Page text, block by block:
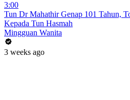
3:00
Tun Dr Mahathir Genap 101 Tahun,
Kepada Tun Hasmah
Mingguan Wanita
3 weeks ago